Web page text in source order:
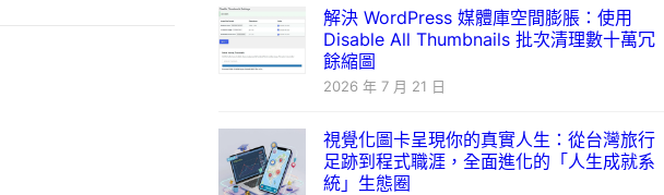
解決 WordPress 媒體庫空間膨脹：使用
Disable All Thumbnails 批次清理數十萬冗
餘縮圖
2026 年 7 月 21 日
視覺化圖卡呈現你的真實人生：從台灣旅行
足跡到程式職涯，全面進化的「人生成就系
統」生態圈